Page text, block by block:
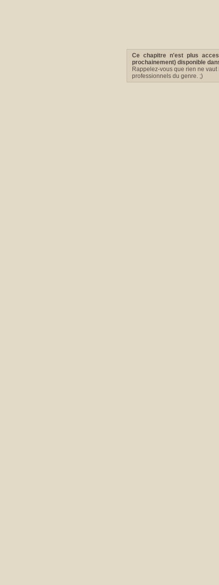
Ce chapitre n'est plus
prochainement) disponible
Rappelez-vous que rien ne
professionnels du genre. ;)